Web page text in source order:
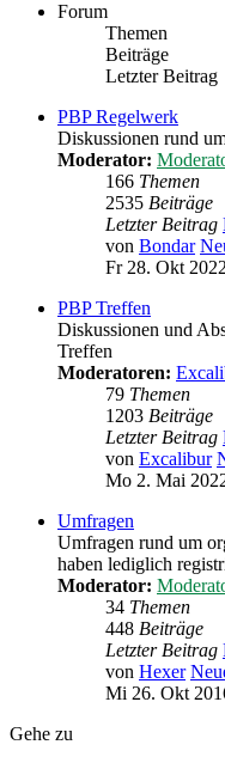
Forum
Themen
Beiträge
Letzter Beitrag
PBP Regelwerk
Diskussionen rund
Moderator:
166 Themen
2535 Beiträge
Letzter Beitrag
von Bondar
Fr 28. Okt
PBP Treffen
Diskussionen und
Treffen
Moderatoren:
79 Themen
1203 Beiträge
Letzter Beitrag
von Excalibur
Mo 2. Mai
Umfragen
Umfragen rund um
haben lediglich
Moderator:
34 Themen
448 Beiträge
Letzter Beitrag
von Hexer
Mi 26. Okt
Gehe zu